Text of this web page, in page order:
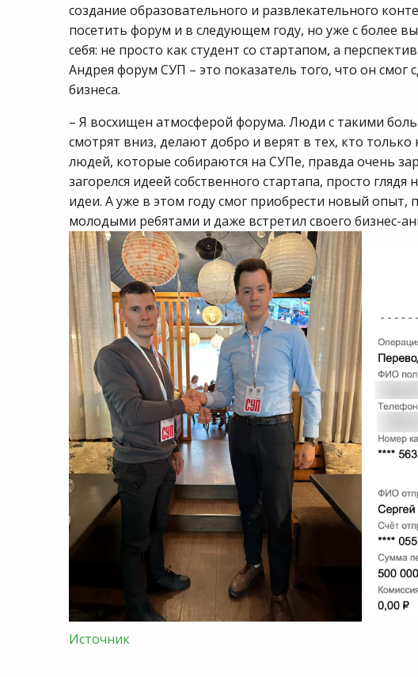
создание образовательного и развлекательного
посетить форум и в следующем году, но уже с более
себя: не просто как студент со стартапом, а
Андрея форум СУП – это показатель того, что он смог
бизнеса.
– Я восхищен атмосферой форума. Люди с такими
смотрят вниз, делают добро и верят в тех, кто только
людей, которые собираются на СУПе, правда очень
загорелся идеей собственного стартапа, просто
идеи. А уже в этом году смог приобрести новый опыт,
молодыми ребятами и даже встретил своего бизнес-
Источник